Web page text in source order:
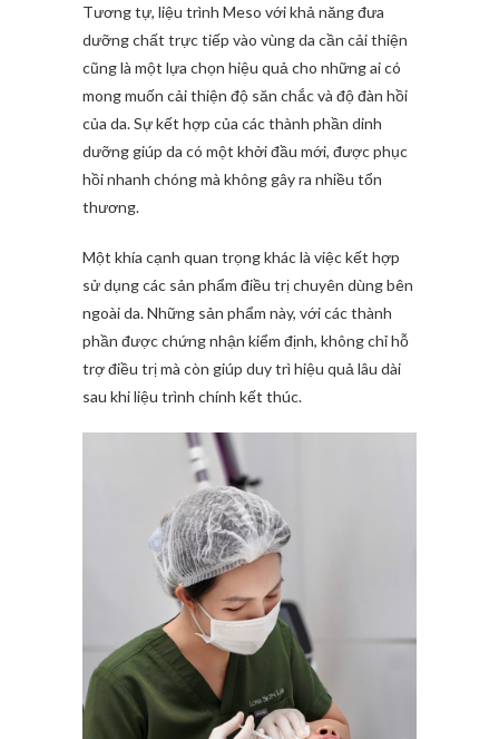
Tương tự, liệu trình Meso với khả năng đưa
dưỡng chất trực tiếp vào vùng da cần cải thiện
cũng là một lựa chọn hiệu quả cho những ai có
mong muốn cải thiện độ săn chắc và độ đàn hồi
của da. Sự kết hợp của các thành phần dinh
dưỡng giúp da có một khởi đầu mới, được phục
hồi nhanh chóng mà không gây ra nhiều tổn
thương.
Một khía cạnh quan trọng khác là việc kết hợp
sử dụng các sản phẩm điều trị chuyên dùng bên
ngoài da. Những sản phẩm này, với các thành
phần được chứng nhận kiểm định, không chỉ hỗ
trợ điều trị mà còn giúp duy trì hiệu quả lâu dài
sau khi liệu trình chính kết thúc.